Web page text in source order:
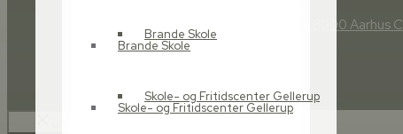
Brande Skole
Skole- og Fritidscenter Gellerup
Brande Skole
Skole- og Fritidscenter Gellerup
Graven 3, 8000 Aarhus C